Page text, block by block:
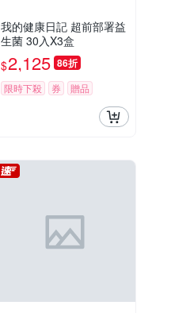
我的健康日記 超前部署益
生菌 30入X3盒
$2,125 86折
限時下殺 券 贈品